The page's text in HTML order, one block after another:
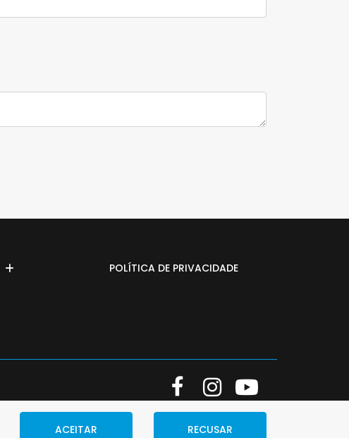
POLÍTICA DE PRIVACIDADE
ACEITAR RECUSAR